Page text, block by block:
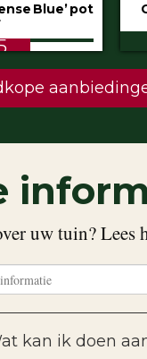
pot 3 liter
uw tuin? Lees
kan ik doen